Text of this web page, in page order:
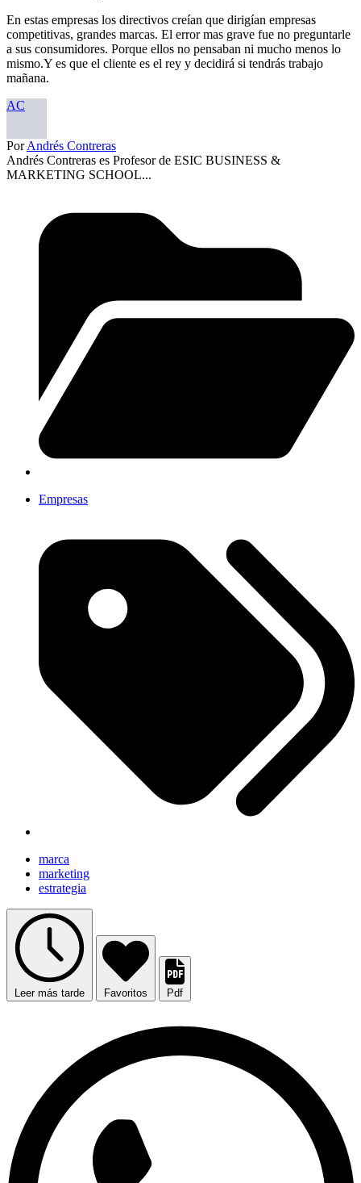
En estas empresas los directivos creían que dirigían empresas
competitivas, grandes marcas. El error mas grave fue no preguntarle
a sus consumidores. Porque ellos no pensaban ni mucho menos lo
mismo.Y es que el cliente es el rey y decidirá si tendrás trabajo
mañana.
AC
PorAndrés Contreras
Andrés Contreras es Profesor de ESIC BUSINESS &
MARKETING SCHOOL...
Empresas
marca
marketing
estrategia
Leer más tarde Favoritos Pdf